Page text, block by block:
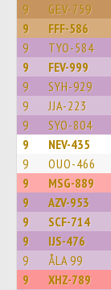
9 GEV-759
9 FFF-586
9 TYO-584
9 FEV-999
9 SYH-929
9 JJA-223
9 SYO-804
9 NEV-435
9 OUO-466
9 MSG-889
9 AZV-953
9 SCF-714
9 IJS-476
9 ÅLA 99
9 XHZ-789